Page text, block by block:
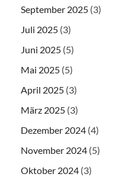
September 2025 (3)
Juli 2025 (3)
Juni 2025 (5)
Mai 2025 (5)
April 2025 (3)
März 2025 (3)
Dezember 2024 (4)
November 2024 (5)
Oktober 2024 (3)